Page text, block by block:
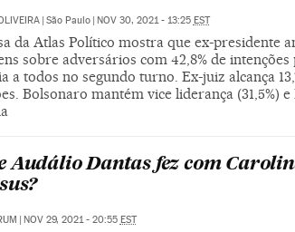
São Paulo NOV 30, 2021 - 13:25 EST
da Atlas Político mostra que ex-presidente
sobre adversários com 42,8% de intenções
a todos no segundo turno. Ex-juiz alcança
Bolsonaro mantém vice liderança (31,5%)
Audálio Dantas fez com
| NOV 29, 2021 - 20:55 EST